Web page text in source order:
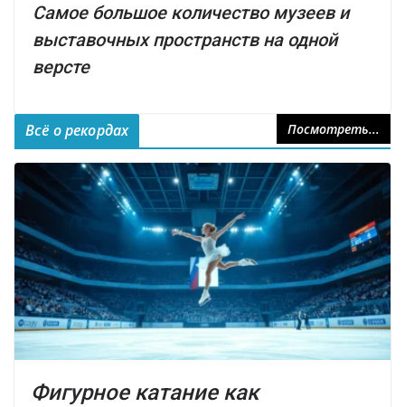
Самое большое количество музеев и
выставочных пространств на одной
версте
Всё о рекордах Посмотреть...
Фигурное катание как